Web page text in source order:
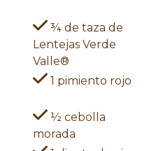
¾ de taza de
Lentejas Verde
Valle®
1 pimiento rojo
½ cebolla
morada